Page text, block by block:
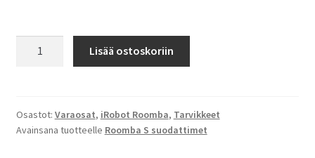
S9
S9+
Lisää ostoskoriin
Osastot: Varaosat, iRobot Roomba, Tarvikkeet
Avainsana tuotteelle Roomba S suodattimet